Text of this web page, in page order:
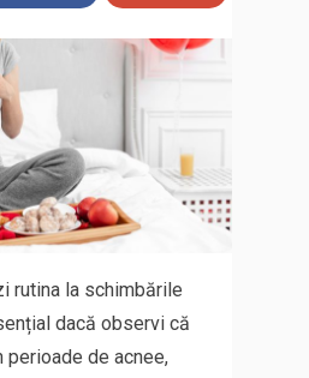
rutina la schimbările
dacă observi că
de acnee,